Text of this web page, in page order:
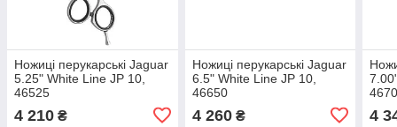
Ножиці перукарські Jaguar
5.25" White Line JP 10,
46525
4 210 ₴
Ножиці перукарські Jaguar
6.5" White Line JP 10,
46650
4 260₴ 4